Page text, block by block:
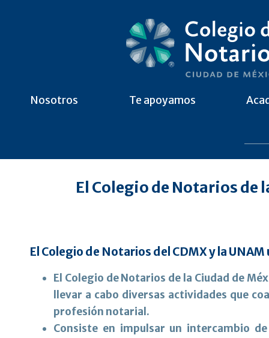
Nosotros Te apoyamos
El Colegio de Notarios de
El Colegio de Notarios del CDMX y la
El Colegio de Notarios de la Ciudad de
llevar a cabo diversas actividades que
profesión notarial.
Consiste en impulsar un intercambio